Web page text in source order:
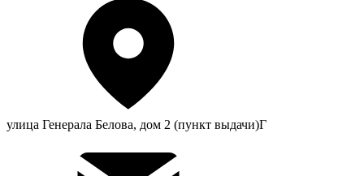
улица Генерала Белова, дом 2 (пункт выдачи)Г